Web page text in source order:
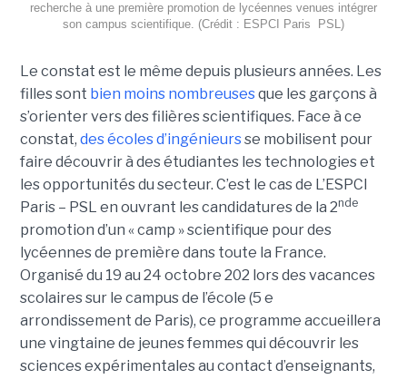
recherche à une première promotion de lycéennes venues intégrer
son campus scientifique. (Crédit : ESPCI Paris  PSL)
Le constat est le même depuis plusieurs années. Les
filles sont bien moins nombreusesque les garçons à
s’orienter vers des filières scientifiques. Face à ce
constat, des écoles d’ingénieursse mobilisent pour
faire découvrir à des étudiantes les technologies et
les opportunités du secteur. C’est le cas de L’ESPCI
Paris – PSL en ouvrant les candidatures de la 2nde
promotion d’un « camp » scientifique pour des
lycéennes de première dans toute la France.
Organisé du 19 au 24 octobre 202 lors des vacances
scolaires sur le campus de l’école (5 e
arrondissement de Paris), ce programme accueillera
une vingtaine de jeunes femmes qui découvrir les
sciences expérimentales au contact d’enseignants,